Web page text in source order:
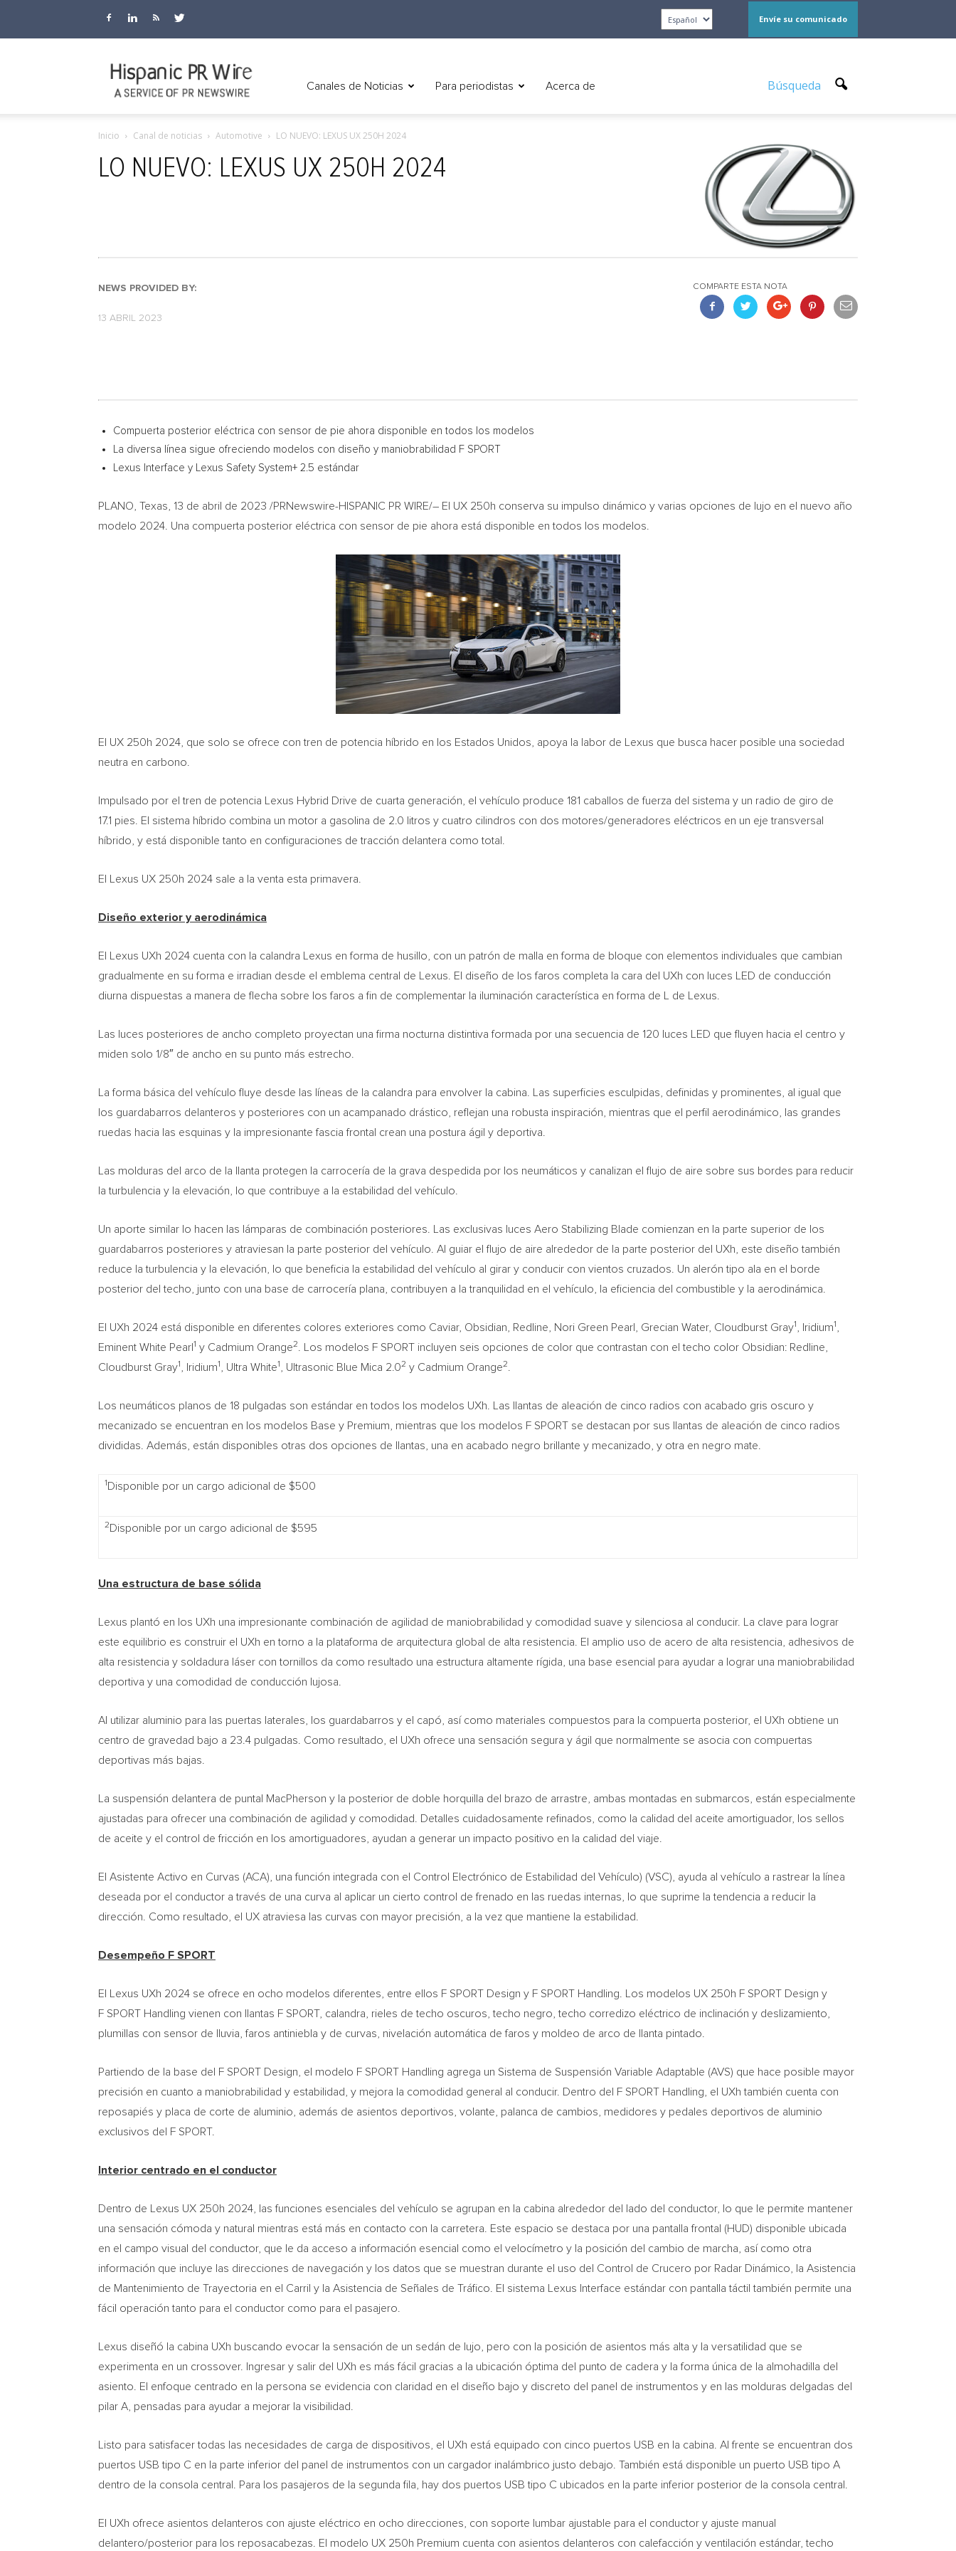
Envíe su comunicado
Canales de Noticias Para periodistas Acerca de Búsqueda
Inicio Canal de noticias Automotive LO NUEVO: LEXUS UX 250H 2024
LO NUEVO: LEXUS UX 250H 2024
NEWS PROVIDED BY:
13 ABRIL 2023
COMPARTE ESTA NOTA
Compuerta posterior eléctrica con sensor de pie ahora disponible en todos los modelos
La diversa línea sigue ofreciendo modelos con diseño y maniobrabilidad F SPORT
Lexus Interface y Lexus Safety System+ 2.5 estándar
PLANO, Texas 13 de abril de 2023 /PRNewswire-HISPANIC PR WIRE/– El UX 250h conserva su impulso dinámico y varias opciones de lujo en el nuevo año
modelo 2024. Una compuerta posterior eléctrica con sensor de pie ahora está disponible en todos los modelos.
El UX 250h 2024, que solo se ofrece con tren de potencia híbrido en los Estados Unidos, apoya la labor de Lexus que busca hacer posible una sociedad
neutra en carbono.
Impulsado por el tren de potencia Lexus Hybrid Drive de cuarta generación, el vehículo produce 181 caballos de fuerza del sistema y un radio de giro de
17.1 pies. El sistema híbrido combina un motor a gasolina de 2.0 litros y cuatro cilindros con dos motores/generadores eléctricos en un eje transversal
híbrido, y está disponible tanto en configuraciones de tracción delantera como total.
El Lexus UX 250h 2024 sale a la venta esta primavera.
Diseño exterior y aerodinámica
El Lexus UXh 2024 cuenta con la calandra Lexus en forma de husillo, con un patrón de malla en forma de bloque con elementos individuales que cambian
gradualmente en su forma e irradian desde el emblema central de Lexus. El diseño de los faros completa la cara del UXh con luces LED de conducción
diurna dispuestas a manera de flecha sobre los faros a fin de complementar la iluminación característica en forma de L de Lexus.
Las luces posteriores de ancho completo proyectan una firma nocturna distintiva formada por una secuencia de 120 luces LED que fluyen hacia el centro y
miden solo 1/8″ de ancho en su punto más estrecho.
La forma básica del vehículo fluye desde las líneas de la calandra para envolver la cabina. Las superficies esculpidas, definidas y prominentes, al igual que
los guardabarros delanteros y posteriores con un acampanado drástico, reflejan una robusta inspiración, mientras que el perfil aerodinámico, las grandes
ruedas hacia las esquinas y la impresionante fascia frontal crean una postura ágil y deportiva.
Las molduras del arco de la llanta protegen la carrocería de la grava despedida por los neumáticos y canalizan el flujo de aire sobre sus bordes para reducir
la turbulencia y la elevación, lo que contribuye a la estabilidad del vehículo.
Un aporte similar lo hacen las lámparas de combinación posteriores. Las exclusivas luces Aero Stabilizing Blade comienzan en la parte superior de los
guardabarros posteriores y atraviesan la parte posterior del vehículo. Al guiar el flujo de aire alrededor de la parte posterior del UXh, este diseño también
reduce la turbulencia y la elevación, lo que beneficia la estabilidad del vehículo al girar y conducir con vientos cruzados. Un alerón tipo ala en el borde
posterior del techo, junto con una base de carrocería plana, contribuyen a la tranquilidad en el vehículo, la eficiencia del combustible y la aerodinámica.
El UXh 2024 está disponible en diferentes colores exteriores como Caviar, Obsidian, Redline, Nori Green Pearl , Grecian Water, Cloudburst Gray1 , Iridium1
Eminent White Pearl 1 y Cadmium Orange2
. Los modelos F SPORT incluyen seis opciones de color que contrastan con el techo color Obsidian: Redline,
Cloudburst Gray1 , Iridium1 , Ultra White1 , Ultrasonic Blue Mica 2.02 y Cadmium Orange2
Los neumáticos planos de 18 pulgadas son estándar en todos los modelos UXh. Las llantas de aleación de cinco radios con acabado gris oscuro y
mecanizado se encuentran en los modelos Base y Premium, mientras que los modelos F SPORT se destacan por sus llantas de aleación de cinco radios
divididas. Además, están disponibles otras dos opciones de llantas, una en acabado negro brillante y mecanizado, y otra en negro mate.
1 Disponible por un cargo adicional de $500
2 Disponible por un cargo adicional de $595
Una estructura de base sólida
Lexus plantó en los UXh una impresionante combinación de agilidad de maniobrabilidad y comodidad suave y silenciosa al conducir. La clave para lograr
este equilibrio es construir el UXh en torno a la plataforma de arquitectura global de alta resistencia. El amplio uso de acero de alta resistencia, adhesivos de
alta resistencia y soldadura láser con tornillos da como resultado una estructura altamente rígida, una base esencial para ayudar a lograr una maniobrabilidad
deportiva y una comodidad de conducción lujosa.
Al utilizar aluminio para las puertas laterales, los guardabarros y el capó, así como materiales compuestos para la compuerta posterior, el UXh obtiene un
centro de gravedad bajo a 23.4 pulgadas. Como resultado, el UXh ofrece una sensación segura y ágil que normalmente se asocia con compuertas
deportivas más bajas.
La suspensión delantera de puntal MacPherson y la posterior de doble horquilla del brazo de arrastre, ambas montadas en submarcos, están especialmente
ajustadas para ofrecer una combinación de agilidad y comodidad. Detalles cuidadosamente refinados, como la calidad del aceite amortiguador, los sellos
de aceite y el control de fricción en los amortiguadores, ayudan a generar un impacto positivo en la calidad del viaje.
El Asistente Activo en Curvas (ACA), una función integrada con el Control Electrónico de Estabilidad del Vehículo) (VSC), ayuda al vehículo a rastrear la línea
deseada por el conductor a través de una curva al aplicar un cierto control de frenado en las ruedas internas, lo que suprime la tendencia a reducir la
dirección. Como resultado, el UX atraviesa las curvas con mayor precisión, a la vez que mantiene la estabilidad.
Desempeño F SPORT
El Lexus UXh 2024 se ofrece en ocho modelos diferentes, entre ellos F SPORT Design y F SPORT Handling. Los modelos UX 250h F SPORT Design y
F SPORT Handling vienen con llantas F SPORT, calandra, rieles de techo oscuros, techo negro, techo corredizo eléctrico de inclinación y deslizamiento,
plumillas con sensor de lluvia, faros antiniebla y de curvas, nivelación automática de faros y moldeo de arco de llanta pintado.
Partiendo de la base del F SPORT Design, el modelo F SPORT Handling agrega un Sistema de Suspensión Variable Adaptable (AVS) que hace posible mayor
precisión en cuanto a maniobrabilidad y estabilidad, y mejora la comodidad general al conducir. Dentro del F SPORT Handling, el UXh también cuenta con
reposapiés y placa de corte de aluminio, además de asientos deportivos, volante, palanca de cambios, medidores y pedales deportivos de aluminio
exclusivos del F SPORT.
Interior centrado en el conductor
Dentro de Lexus UX 250h 2024, las funciones esenciales del vehículo se agrupan en la cabina alrededor del lado del conductor, lo que le permite mantener
una sensación cómoda y natural mientras está más en contacto con la carretera. Este espacio se destaca por una pantalla frontal (HUD) disponible ubicada
en el campo visual del conductor, que le da acceso a información esencial como el velocímetro y la posición del cambio de marcha, así como otra
información que incluye las direcciones de navegación y los datos que se muestran durante el uso del Control de Crucero por Radar Dinámico, la Asistencia
de Mantenimiento de Trayectoria en el Carril y la Asistencia de Señales de Tráfico. El sistema Lexus Interface estándar con pantalla táctil también permite una
fácil operación tanto para el conductor como para el pasajero.
Lexus diseñó la cabina UXh buscando evocar la sensación de un sedán de lujo, pero con la posición de asientos más alta y la versatilidad que se
experimenta en un crossover. Ingresar y salir del UXh es más fácil gracias a la ubicación óptima del punto de cadera y la forma única de la almohadilla del
asiento. El enfoque centrado en la persona se evidencia con claridad en el diseño bajo y discreto del panel de instrumentos y en las molduras delgadas del
pilar A, pensadas para ayudar a mejorar la visibilidad.
Listo para satisfacer todas las necesidades de carga de dispositivos, el UXh está equipado con cinco puertos USB en la cabina. Al frente se encuentran dos
puertos USB tipo C en la parte inferior del panel de instrumentos con un cargador inalámbrico justo debajo. También está disponible un puerto USB tipo A
dentro de la consola central. Para los pasajeros de la segunda fila, hay dos puertos USB tipo C ubicados en la parte inferior posterior de la consola central.
El UXh ofrece asientos delanteros con ajuste eléctrico en ocho direcciones, con soporte lumbar ajustable para el conductor y ajuste manual
delantero/posterior para los reposacabezas. El modelo UX 250h Premium cuenta con asientos delanteros con calefacción y ventilación estándar, techo